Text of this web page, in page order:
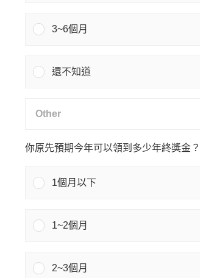
3~6個月
還不知道
你原先預期今年可以領到多少年終獎金
1個月以下
1~2個月
2~3個月